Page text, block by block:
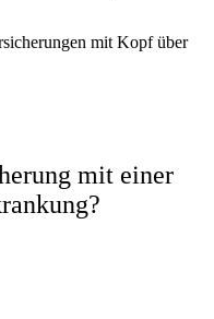
mit Kopf über
mit einer